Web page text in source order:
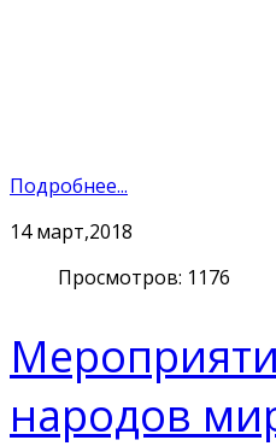
Подробнее...
14март,2018
Просмотров: 1176
народов